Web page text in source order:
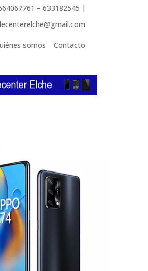
– 633182545 |
somos Contacto